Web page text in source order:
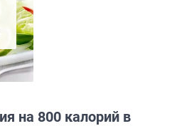
на 800 калорий в